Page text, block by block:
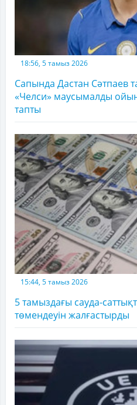
18:56, 5 тамыз 2026
Сапында Дастан Сәтпаев
«Челси» маусымалды
тапты
15:44, 5 тамыз 2026
5 тамыздағы сауда-
төмендеуін жалғастырды